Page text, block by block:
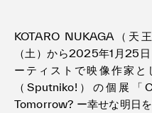
KOTARO NUKAGA（天
（土）から2025年1月25
ーティストで映像作家と
（Sputniko!）の個展
Tomorrow? ー幸せな明日